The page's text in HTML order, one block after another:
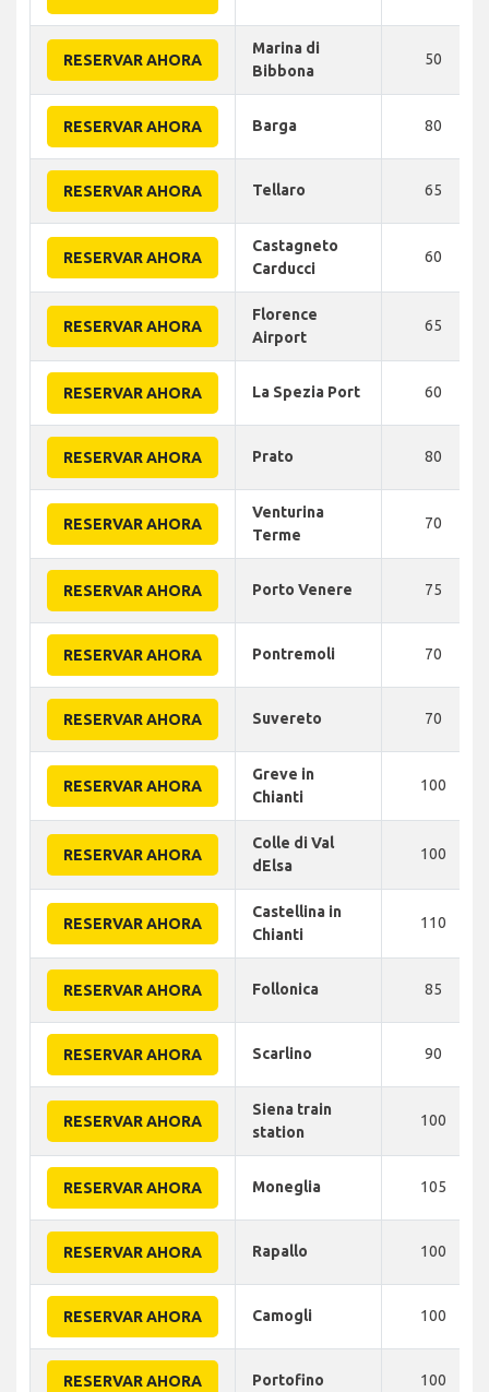
RESERVAR AHORA
Marina di
Bibbona
50
RESERVAR AHORA Barga 80
RESERVAR AHORA Tellaro 65
RESERVAR AHORA
Castagneto
Carducci
60
RESERVAR AHORA
Florence
Airport
65
RESERVAR AHORA La Spezia Port 60
RESERVAR AHORA Prato 80
RESERVAR AHORA
Venturina
Terme
70
RESERVAR AHORA Porto Venere 75
RESERVAR AHORA Pontremoli 70
RESERVAR AHORA Suvereto 70
RESERVAR AHORA
Greve in
Chianti
100
RESERVAR AHORA
Colle di Val
dElsa
100
RESERVAR AHORA
Castellina in
Chianti
110
RESERVAR AHORA Follonica 85
RESERVAR AHORA Scarlino 90
RESERVAR AHORA
Siena train
station
100
RESERVAR AHORA Moneglia 105
RESERVAR AHORA Rapallo 100
RESERVAR AHORA Camogli 100
RESERVAR AHORA Portofino 100